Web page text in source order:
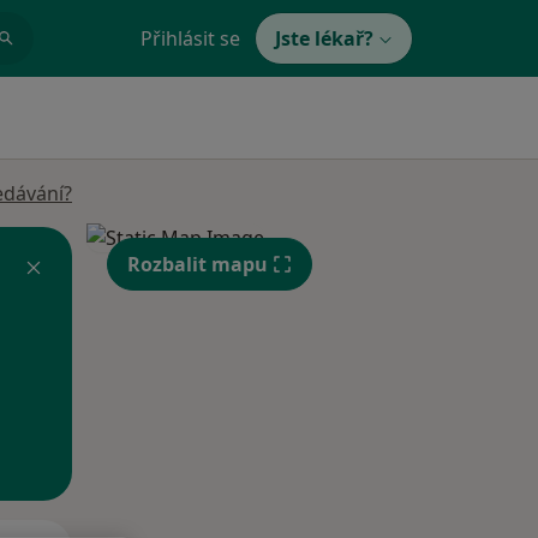
Přihlásit se Jste lékař?
Rozbalit mapu